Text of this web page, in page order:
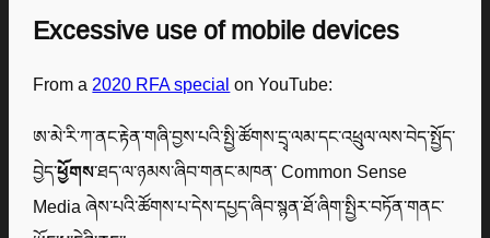
Excessive use of mobile devices
From a 2020 RFA special on YouTube:
ཨ་མེ་རི་ཀ་ནང་རྟེན་གཞི་བྱས་པའི་སྤྱི་ཚོགས་དྲྭ་ལམ་དང་འཕྲུལ་ལས་བེད་སྤྱོད་
བྱེད་ཕྱོགས་ཐད་ལ་ཉམས་ཞིབ་གནང་མཁན་ Common Sense
Media ཞེས་པའི་ཚོགས་པ་དེས་དཔྱད་ཞིབ་སྙན་ཐོ་ཞིག་སྤྱིར་བཏོན་གནང་